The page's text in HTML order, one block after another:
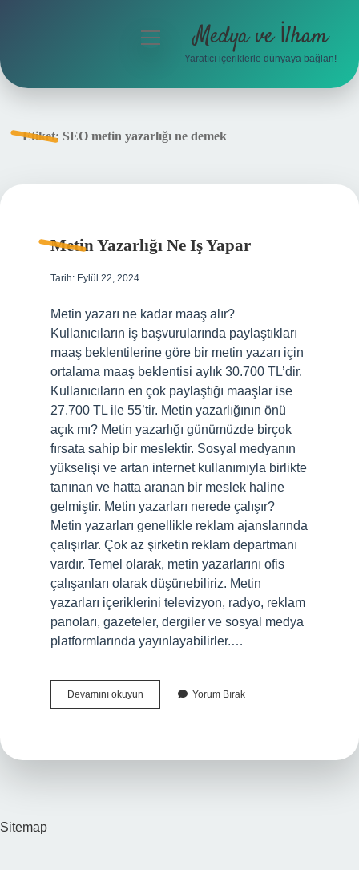
menüyü
Medya ve İlham
Yaratıcı içeriklerle dünyaya bağlan!
Etiket: SEO metin yazarlığı ne demek
Metin Yazarlığı Ne Iş Yapar
Tarih: Eylül 22, 2024
Metin yazarı ne kadar maaş alır?
Kullanıcıların iş başvurularında paylaştıkları
maaş beklentilerine göre bir metin yazarı için
ortalama maaş beklentisi aylık 30.700 TL’dir.
Kullanıcıların en çok paylaştığı maaşlar ise
27.700 TL ile 55’tir. Metin yazarlığının önü
açık mı? Metin yazarlığı günümüzde birçok
fırsata sahip bir meslektir. Sosyal medyanın
yükselişi ve artan internet kullanımıyla birlikte
tanınan ve hatta aranan bir meslek haline
gelmiştir. Metin yazarları nerede çalışır?
Metin yazarları genellikle reklam ajanslarında
çalışırlar. Çok az şirketin reklam departmanı
vardır. Temel olarak, metin yazarlarını ofis
çalışanları olarak düşünebiliriz. Metin
yazarları içeriklerini televizyon, radyo, reklam
panoları, gazeteler, dergiler ve sosyal medya
platformlarında yayınlayabilirler.…
Devamını okuyun
Yazarlığı
Yorum Bırak
Sitemap